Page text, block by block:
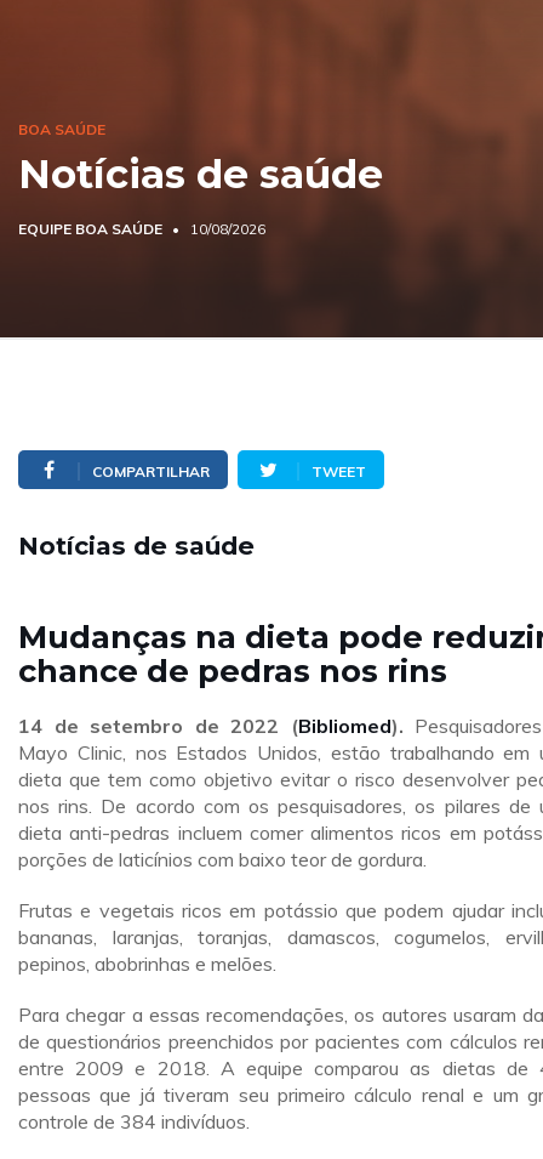
BOA SAÚDE
Notícias de saúde
EQUIPE BOA SAÚDE 10/08/2026
COMPARTILHAR TWEET
Notícias de saúde
Mudanças na dieta pode
chance de pedras nos rins
14 de setembro de 2022 (Bibliomed).
Mayo Clinic, nos Estados Unidos, estão trabalhando em
dieta que tem como objetivo evitar o risco desenvolver
nos rins. De acordo com os pesquisadores, os pilares de
dieta anti-pedras incluem comer alimentos ricos em
porções de laticínios com baixo teor de gordura.
Frutas e vegetais ricos em potássio que podem ajudar
bananas, laranjas, toranjas, damascos, cogumelos,
pepinos, abobrinhas e melões.
Para chegar a essas recomendações, os autores usaram
de questionários preenchidos por pacientes com cálculos
entre 2009 e 2018. A equipe comparou as dietas de
pessoas que já tiveram seu primeiro cálculo renal e um
controle de 384 indivíduos.